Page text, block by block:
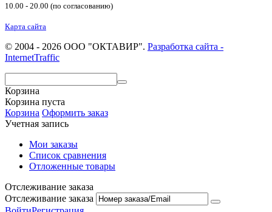
10.00 - 20.00 (по согласованию)
Карта сайта
© 2004 - 2026 ООО "ОКТАВИР". Разработка сайта -
InternetTraffic
Корзина
Корзина пуста
Корзина Оформить заказ
Учетная запись
Мои заказы
Список сравнения
Отложенные товары
Отслеживание заказа
Отслеживание заказа